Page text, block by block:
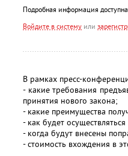
Подробная информация
Войдите в систему или
В рамках пресс-
- какие требования
принятия нового закона;
- какие преимущества
- как будет
- когда будут внесены
- стоимость вхождения в